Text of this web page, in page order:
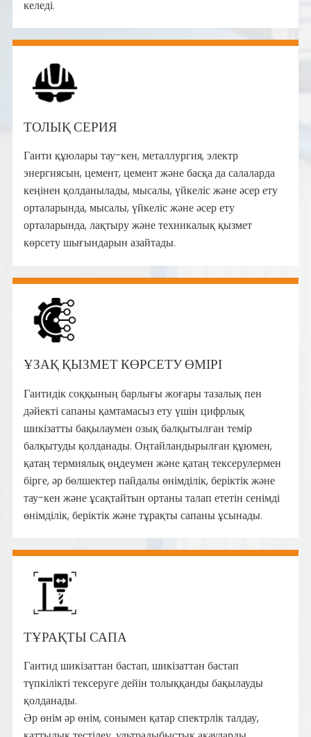
келеді.
ТОЛЫҚ СЕРИЯ
Гаити құюлары тау-кен, металлургия, электр
энергиясын, цемент, цемент және басқа да салаларда
кеңінен қолданылады, мысалы, үйкеліс және әсер ету
орталарында, мысалы, үйкеліс және әсер ету
орталарында, лақтыру және техникалық қызмет
көрсету шығындарын азайтады.
ҰЗАҚ ҚЫЗМЕТ КӨРСЕТУ ӨМІРІ
Гаитидік соққының барлығы жоғары тазалық пен
дәйекті сапаны қамтамасыз ету үшін цифрлық
шикізатты бақылаумен озық балқытылған темір
балқытуды қолданады. Оңтайландырылған құюмен,
қатаң термиялық өңдеумен және қатаң тексерулермен
бірге, әр бөлшектер пайдалы өнімділік, беріктік және
тау-кен және ұсақтайтын ортаны талап ететін сенімді
өнімділік, беріктік және тұрақты сапаны ұсынады.
ТҰРАҚТЫ САПА
Гаитид шикізаттан бастап, шикізаттан бастап
түпкілікті тексеруге дейін толыққанды бақылауды
қолданады.
Әр өнім әр өнім, сонымен қатар спектрлік талдау,